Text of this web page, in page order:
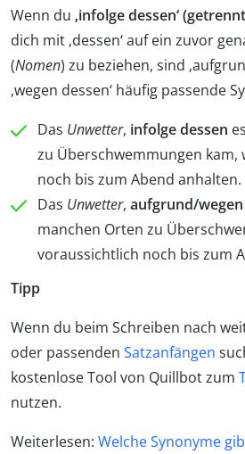
Wenn du ‚infolge dessen‘
dich mit ‚dessen‘ auf ein zuvor
(Nomen) zu beziehen, sind
‚wegen dessen‘ häufig passende
Das Unwetter, infolge dessen
zu Überschwemmungen
noch bis zum Abend anhalten.
Das Unwetter, aufgrund/wegen
manchen Orten zu
voraussichtlich noch bis zum
Tipp
Wenn du beim Schreiben nach
oder passenden Satzanfängen
kostenlose Tool von Quillbot zum
nutzen.
Weiterlesen: Welche Synonyme